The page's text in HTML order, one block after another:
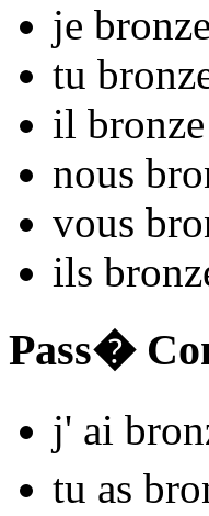
je bronze
tu bronz
il bronze
nous
vous
ils bronz
Pass�
j' ai
tu as